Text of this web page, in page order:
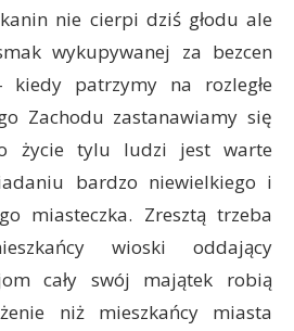
nie cierpi dziś głodu ale
wykupywanej za bezcen
patrzymy na rozległe
Zachodu zastanawiamy się
życie tylu ludzi jest warte
bardzo niewielkiego i
miasteczka. Zresztą trzeba
wioski oddający
cały swój majątek robią
niż mieszkańcy miasta